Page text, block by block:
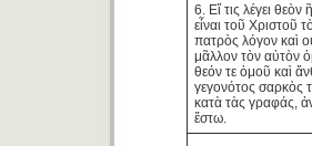
6. Εἴ τις λέγει
εἶναι τοῦ Χριστοῦ
πατρὸς λόγον καὶ
μᾶλλον τὸν αὐτὸν
θεόν τε ὁμοῦ καὶ
γεγονότος σαρκὸς
κατὰ τὰς γραφάς,
ἔστω.